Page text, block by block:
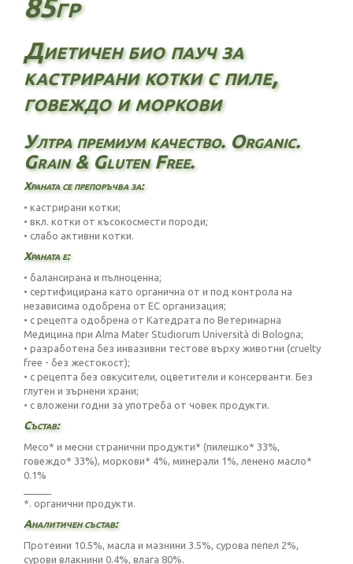
85гр
Диетичен био пауч за
кастрирани котки с пиле,
говеждо и моркови
Ултра премиум качество. Organic.
Grain & Gluten Free.
Храната се препоръчва за:
• кастрирани котки;
• вкл. котки от късокосмести породи;
• слабо активни котки.
Храната е:
• балансирана и пълноценна;
• сертифицирана като органична от и под контрола на
независима одобрена от ЕС организация;
• с рецепта одобрена от Катедрата по Ветеринарна
Медицина при Alma Mater Studiorum Università di Bologna;
• разработена без инвазивни тестове върху животни (cruelty
free - без жестокост);
• с рецепта без овкусители, оцветители и консерванти. Без
глутен и зърнени храни;
• с вложени годни за употреба от човек продукти.
Състав:
Месо* и месни странични продукти* (пилешко* 33%,
говеждо* 33%), моркови* 4%, минерали 1%, ленено масло*
0.1%
*. органични продукти.
Аналитичен състав:
Протеини 10.5%, масла и мазнини 3.5%, сурова пепел 2%,
сурови влакнини 0.4%, влага 80%.